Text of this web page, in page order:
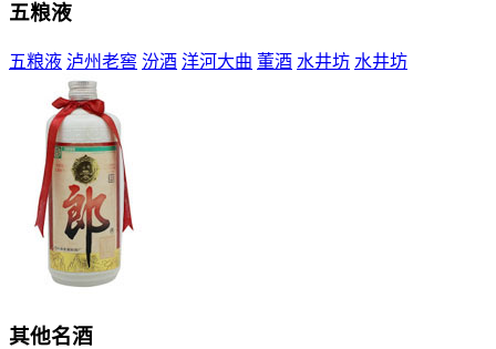
五粮液
五粮液 泸州老窖 汾酒 洋河大曲 董酒 水井坊 水井坊
其他名酒